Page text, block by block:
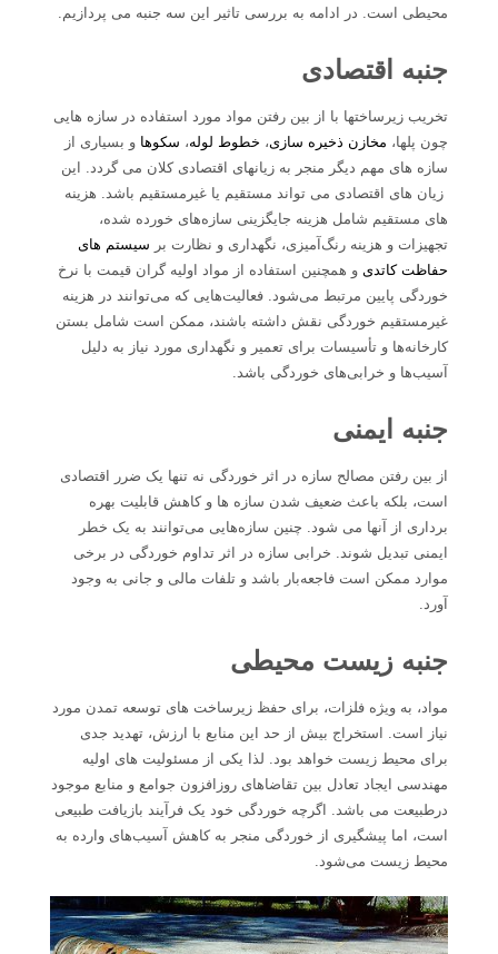
محیطی است. در ادامه به بررسی تاثیر این سه جنبه می پردازیم.
جنبه اقتصادی
تخریب زیرساختها با از بین رفتن مواد مورد استفاده در سازه هایی
چون پلها، مخازن ذخیره سازی، خطوط لوله، سکوها و بسیاری از
سازه های مهم دیگر منجر به زیانهای اقتصادی کلان می گردد. این
زیان های اقتصادی می تواند مستقیم یا غیرمستقیم باشد. هزینه
های مستقیم شامل هزینه جایگزینی سازه‌های خورده شده،
تجهیزات و هزینه رنگ‌آمیزی، نگهداری و نظارت بر سیستم های
حفاظت کاتدی و همچنین استفاده از مواد اولیه گران قیمت با نرخ
خوردگی پایین مرتبط می‌شود. فعالیت‌هایی که می‌توانند در هزینه
غیرمستقیم خوردگی نقش داشته باشند، ممکن است شامل بستن
کارخانه‌ها و تأسیسات برای تعمیر و نگهداری مورد نیاز به دلیل
آسیب‌ها و خرابی‌های خوردگی باشد.
جنبه ایمنی
از بین رفتن مصالح سازه در اثر خوردگی نه تنها یک ضرر اقتصادی
است، بلکه باعث ضعیف شدن سازه ها و کاهش قابلیت بهره
برداری از آنها می شود. چنین سازه‌هایی می‌توانند به یک خطر
ایمنی تبدیل شوند. خرابی سازه در اثر تداوم خوردگی در برخی
موارد ممکن است فاجعه‌بار باشد و تلفات مالی و جانی به وجود
آورد.
جنبه زیست محیطی
مواد، به ویژه فلزات، برای حفظ زیرساخت های توسعه تمدن مورد
نیاز است. استخراج بیش از حد این منابع با ارزش، تهدید جدی
برای محیط زیست خواهد بود. لذا یکی از مسئولیت های اولیه
مهندسی ایجاد تعادل بین تقاضاهای روزافزون جوامع و منابع موجود
درطبیعت می باشد. اگرچه خوردگی خود یک فرآیند بازیافت طبیعی
است، اما پیشگیری از خوردگی منجر به کاهش آسیب‌های وارده به
محیط ‌زیست می‌شود.